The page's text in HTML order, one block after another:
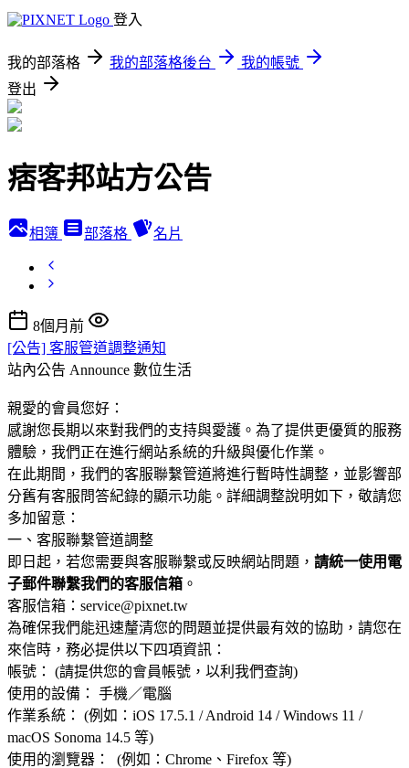
登入
我的部落格 我的部落格後台
我的帳號
登出
痞客邦站方公告
相簿 部落格 名片
8個月前
[公告] 客服管道調整通知
站內公告 Announce 數位生活
親愛的會員您好：
感謝您長期以來對我們的支持與愛護。為了提供更優質的服務
體驗，我們正在進行網站系統的升級與優化作業。
在此期間，我們的客服聯繫管道將進行暫時性調整，並影響部
分舊有客服問答紀錄的顯示功能。詳細調整說明如下，敬請您
多加留意：
一、客服聯繫管道調整
即日起，若您需要與客服聯繫或反映網站問題， 請統一使用電
子郵件聯繫我們的客服信箱 。
客服信箱：service@pixnet.tw
為確保我們能迅速釐清您的問題並提供最有效的協助，請您在
來信時，務必提供以下四項資訊：
帳號： (請提供您的會員帳號，以利我們查詢)
使用的設備： 手機／電腦
作業系統： (例如：iOS 17.5.1 / Android 14 / Windows 11 /
macOS Sonoma 14.5 等)
使用的瀏覽器： (例如：Chrome、Firefox 等)